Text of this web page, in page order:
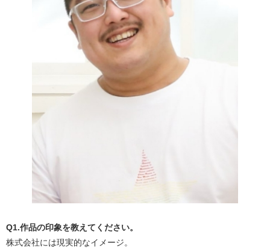
Q1.作品の印象を教えてください。
株式会社には現実的なイメージ。